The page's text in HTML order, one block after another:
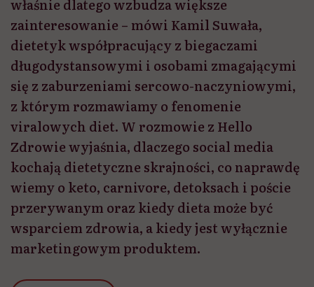
właśnie dlatego wzbudza większe
zainteresowanie – mówi Kamil Suwała,
dietetyk współpracujący z biegaczami
długodystansowymi i osobami zmagającymi
się z zaburzeniami sercowo-naczyniowymi,
z którym rozmawiamy o fenomenie
viralowych diet. W rozmowie z Hello
Zdrowie wyjaśnia, dlaczego social media
kochają dietetyczne skrajności, co naprawdę
wiemy o keto, carnivore, detoksach i poście
przerywanym oraz kiedy dieta może być
wsparciem zdrowia, a kiedy jest wyłącznie
marketingowym produktem.